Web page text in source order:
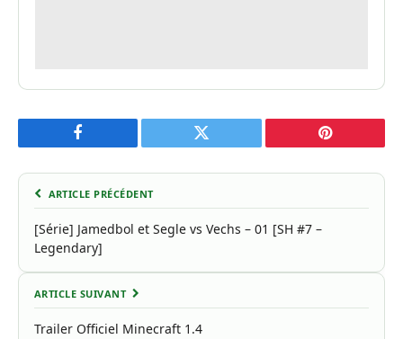
Facebook Twitter Pinterest
ARTICLE PRÉCÉDENT
[Série] Jamedbol et Segle vs Vechs – 01 [SH #7 –
Legendary]
ARTICLE SUIVANT
Trailer Officiel Minecraft 1.4